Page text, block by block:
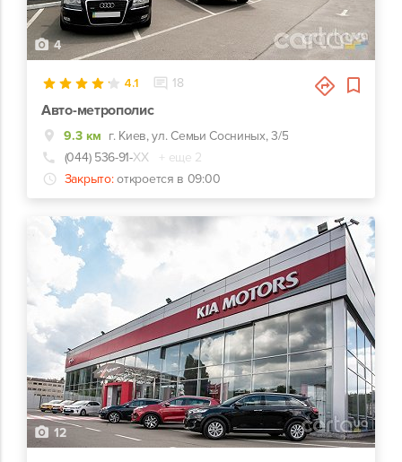
4
4.1 18
Авто-метрополис
9.3 км г. Киев, ул. Семьи Сосниных, 3/5
(044) 536-91-ХХ
+ еще 2
Закрыто: откроется в 09:00
12